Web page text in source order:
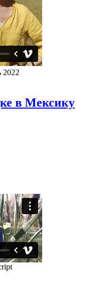
2022
в Мексику